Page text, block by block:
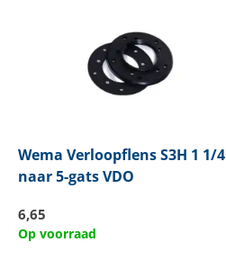
Wema Verloopflens S3H 1 1/4
naar 5-gats VDO
6,65
Op voorraad